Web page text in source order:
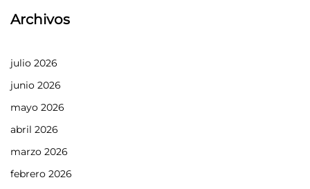
Archivos
julio 2026
junio 2026
mayo 2026
abril 2026
marzo 2026
febrero 2026